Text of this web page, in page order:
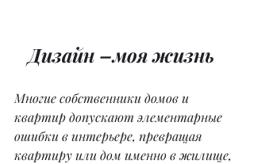
   Дизайн –моя жизнь
Многие собственники домов и
квартир допускают элементарные
ошибки в интерьере, превращая
квартиру или дом именно в жилище,